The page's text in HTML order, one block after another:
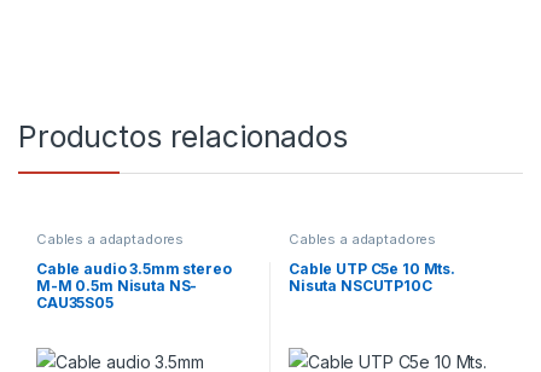
Productos relacionados
Cables a adaptadores
Cable audio 3.5mm stereo
M-M 0.5m Nisuta NS-
CAU35S05
Cables a adaptadores
Cable UTP C5e 10 Mts.
Nisuta NSCUTP10C